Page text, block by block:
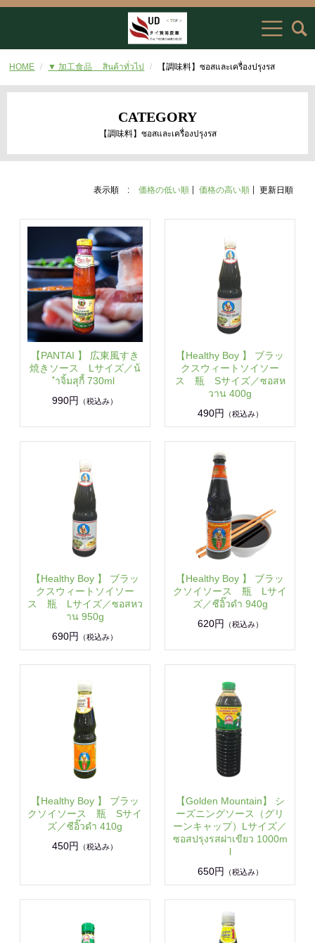
HOME ▼ 加工食品 สินค้าทั่วไป 【調味料】ซอสและเครื่องปรุงรส
CATEGORY
【調味料】ซอสและเครื่องปรุงรส
表示順 : 価格の低い順 価格の高い順 更新日順
【PANTAI 】 広東風すき
焼きソース Lサイズ／น้
ำจิ้มสุกี้ 730ml
990円
（税込み）
【Healthy Boy 】 ブラッ
クスウィートソイソー
ス 瓶 Sサイズ／ซอสห
วาน 400g
490円
（税込み）
【Healthy Boy 】 ブラッ
クスウィートソイソー
ス 瓶 Lサイズ／ซอสหว
าน 950g
690円
（税込み）
【Healthy Boy 】 ブラッ
クソイソース 瓶 Lサイ
ズ／ซีอิ๊วดำ 940g
620円 （税込み）
【Healthy Boy 】 ブラッ
クソイソース 瓶 Sサイ
ズ／ซีอิ๊วดำ 410g
450円
（税込み）
【Golden Mountain】 シ
ーズニングソース（グリ
ーンキャップ）Lサイズ／
ซอสปรุงรสฝาเขียว 1000m
l
650円
（税込み）